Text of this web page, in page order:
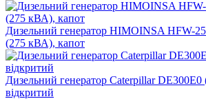
Дизельний генератор HIMOINSA HFW-
(275 кВА), капот
Дизельний генератор Caterpillar
відкритий